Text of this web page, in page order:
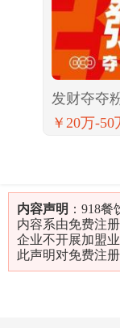
发财夺夺
￥20万-50
内容声明 ：918
内容系由免费注
企业不开展加盟
此声明对免费注